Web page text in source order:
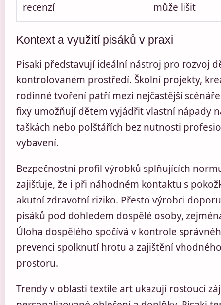
recenzí
může lišit
Kontext a využití pisáků v praxi
Pisaki představují ideální nástroj pro rozvoj
kontrolovaném prostředí. Školní projekty,
rodinné tvoření patří mezi nejčastější
fixy umožňují dětem vyjádřit vlastní nápady
taškách nebo polštářích bez nutnosti
vybavení.
Bezpečnostní profil výrobků splňujících
zajišťuje, že i při náhodném kontaktu s
akutní zdravotní riziko. Přesto výrobci
pisáků pod dohledem dospělé osoby,
Úloha dospělého spočívá v kontrole
prevenci spolknutí hrotu a zajištění
prostoru.
Trendy v oblasti textile art ukazují rostoucí